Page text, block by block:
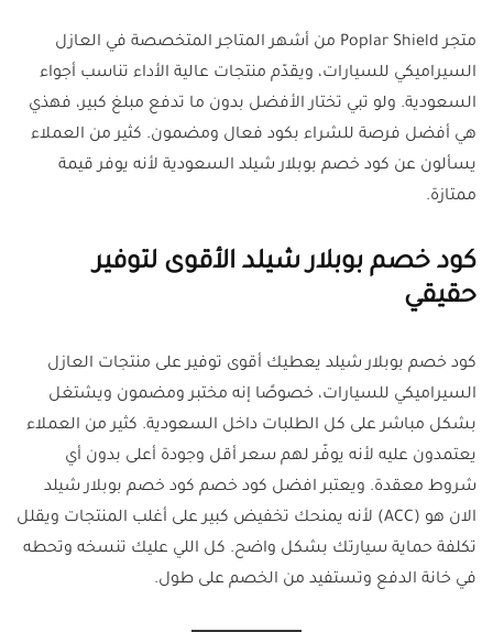
متجر Poplar Shield من أشهر المتاجر المتخصصة في العازل
السيراميكي للسيارات، ويقدّم منتجات عالية الأداء تناسب أجواء
السعودية. ولو تبي تختار الأفضل بدون ما تدفع مبلغ كبير، فهذي
هي أفضل فرصة للشراء بكود فعال ومضمون. كثير من العملاء
يسألون عن كود خصم بوبلار شيلد السعودية لأنه يوفر قيمة
ممتازة.
كود خصم بوبلار شيلد الأقوى لتوفير
حقيقي
كود خصم بوبلار شيلد يعطيك أقوى توفير على منتجات العازل
السيراميكي للسيارات، خصوصًا إنه مختبر ومضمون ويشتغل
بشكل مباشر على كل الطلبات داخل السعودية. كثير من العملاء
يعتمدون عليه لأنه يوفّر لهم سعر أقل وجودة أعلى بدون أي
شروط معقدة. ويعتبر افضل كود خصم كود خصم بوبلار شيلد
الان هو (ACC) لأنه يمنحك تخفيض كبير على أغلب المنتجات ويقلل
تكلفة حماية سيارتك بشكل واضح. كل اللي عليك تنسخه وتحطه
في خانة الدفع وتستفيد من الخصم على طول.